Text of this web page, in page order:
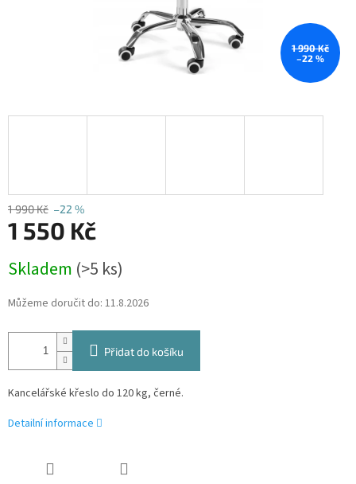
1 990 Kč
–22 %
1 990 Kč –22 %
1 550 Kč
cena:
Skladem (>5 ks)
Můžeme doručit do: 11.8.2026
Přidat do košíku
Kancelářské křeslo do 120 kg, černé.
Detailní informace